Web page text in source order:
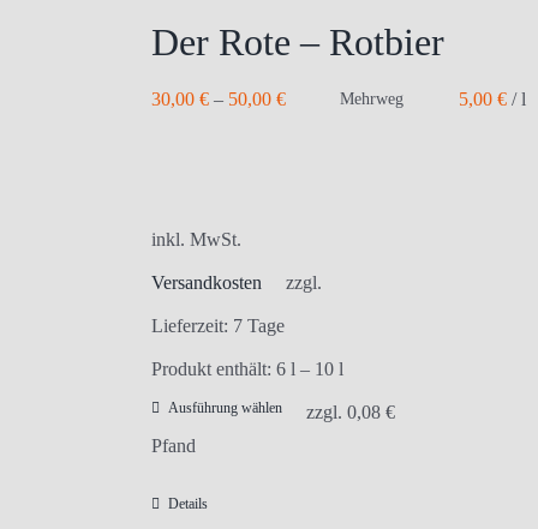
Der Rote – Rotbier
30,00 €– 50,00 € Mehrweg 5,00 €/l
inkl. MwSt.
zzgl.
Versandkosten
Lieferzeit: 7 Tage
Produkt enthält: 6 l – 10 l
Ausführung wählen
Dieses
zzgl. 0,08 €
Pfand
Details